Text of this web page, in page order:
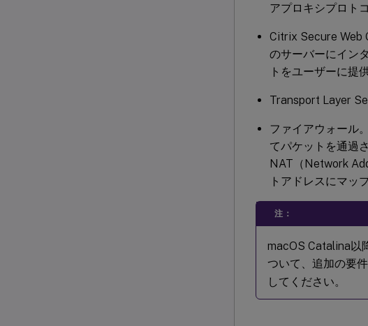
アプロキシプロト
Citrix Secure Web
のサーバーにイン
トをユーザーに提
Transport Layer
ファイアウォール
てパケットを通過
NAT（Network
トアドレスにマッ
注：
macOS Catalina以
ついて、追加の要
してください。